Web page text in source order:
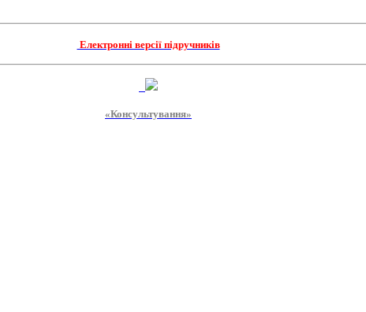
Електронні версії підручників
«Консультування»